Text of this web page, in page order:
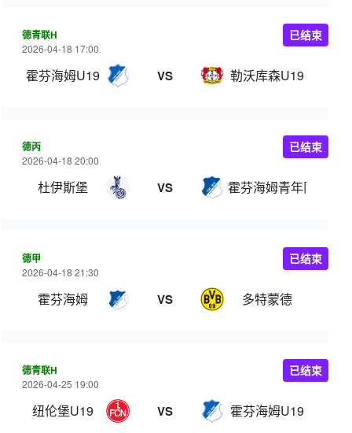
德青联H
2026-04-18 17:00
霍芬海姆U19 VS 勒沃库森U19
已结束
德丙
2026-04-18 20:00
杜伊斯堡 VS 霍芬海姆青年队
已结束
德甲
2026-04-18 21:30
霍芬海姆 VS 多特蒙德
已结束
德青联H
2026-04-25 19:00
纽伦堡U19 VS 霍芬海姆U19
已结束